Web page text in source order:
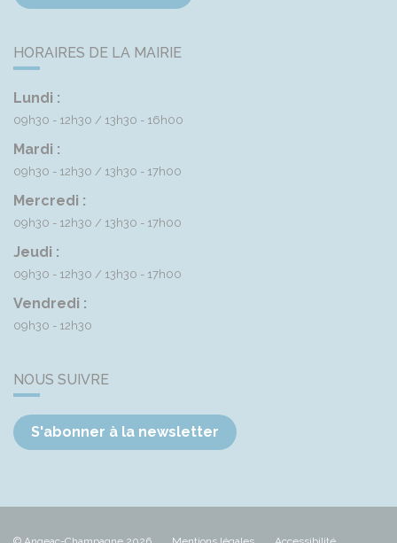
HORAIRES DE LA MAIRIE
Lundi :
09h30 - 12h30 13h30 - 16h00
Mardi :
09h30 - 12h30 13h30 - 17h00
Mercredi :
09h30 - 12h30 13h30 - 17h00
Jeudi :
09h30 - 12h30 13h30 - 17h00
Vendredi :
09h30 - 12h30
NOUS SUIVRE
S'abonner à la newsletter